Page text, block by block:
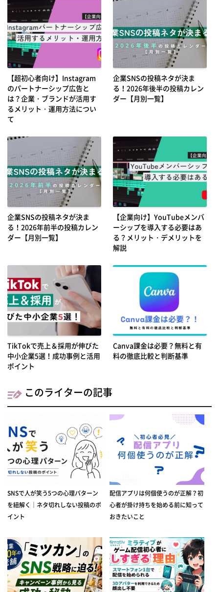
【超初心者向け】Instagram
のパートナーシップ広告と
は？企業・ブランドが活用す
るメリット・運用方法につい
て
企業SNSの投稿ネタが決ま
る！2026年後半の投稿カレン
ダー【月別一覧】
企業SNSの投稿ネタが決ま
る！2026年前半の投稿カレン
ダー【月別一覧】
【企業向け】YouTubeメンバ
ーシップを導入する必要はあ
る？メリット・デメリットを
解説
TikTokで売上＆採用が伸びた
中小企業5選！成功事例と活用
ポイント
Canva課金は必要？無料と有
料の徹底比較と判断基準
このライターの記事
SNSで人が笑う5つの心理パターン
を紐解く｜ネタ切れしない投稿のポ
イント
配信アプリは何個使うのが正解？初
心者が掛け持ちを始める前に知って
おきたいこと